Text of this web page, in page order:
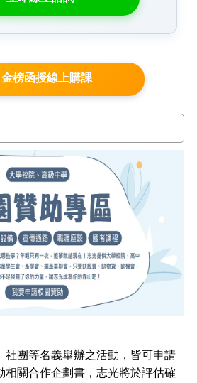
榜函授線上購課
社團等名義舉辦之活動，皆可申請
相關合作企劃書，志光將於評估確